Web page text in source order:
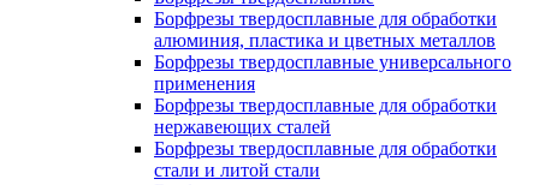
Борфрезы твердосплавные для обработки
алюминия, пластика и цветных металлов
Борфрезы твердосплавные универсального
применения
Борфрезы твердосплавные для обработки
нержавеющих сталей
Борфрезы твердосплавные для обработки
стали и литой стали